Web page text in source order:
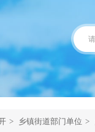
> 乡镇街道部门单位 >